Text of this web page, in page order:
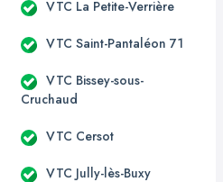
VTC La Petite-Verrière
VTC Saint-Pantaléon 71
VTC Bissey-sous-
Cruchaud
VTC Cersot
VTC Jully-lès-Buxy